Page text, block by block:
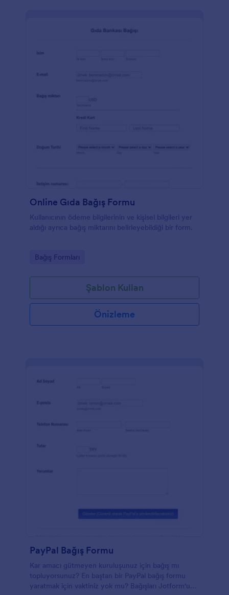
Online Gıda Bağış Formu
Kullanıcının ödeme bilgilerinin ve kişisel bilgileri yer
aldığı ayrıca bağış miktarını belirleyebildiği bir form.
Go to Category:
Bağış Formları
Şablon Kullan
Önizleme
PayPal Bağış Formu
Kar amacı gütmeyen kuruluşunuz için bağış mı
topluyorsunuz? En baştan bir PayPal bağış formu
yaratmak için vaktiniz yok mu? Bağışları Jotform'un